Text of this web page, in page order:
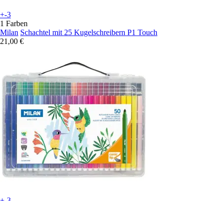
+-3
1 Farben
Milan Schachtel mit 25 Kugelschreibern P1 Touch
21,00 €